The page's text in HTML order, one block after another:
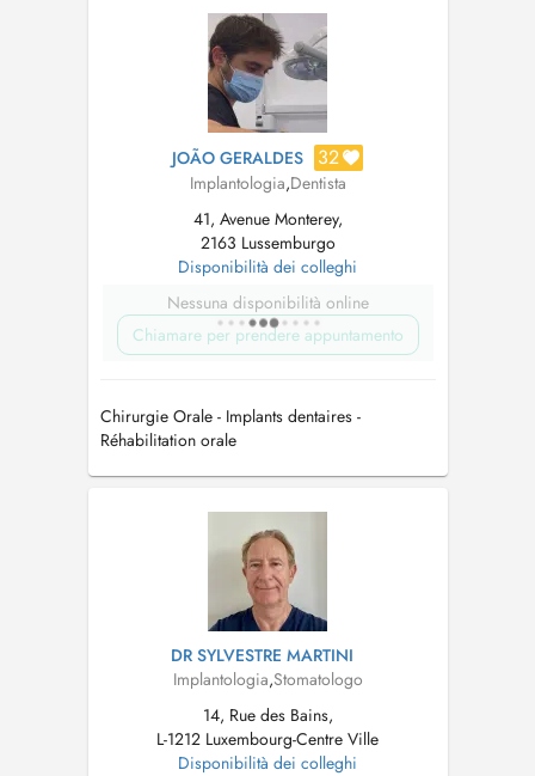
sommes impatients de vous rencont...
JOÃO GERALDES 32
Implantologia,Dentista
41, Avenue Monterey,
2163 Lussemburgo
Disponibilità dei colleghi
Nessuna disponibilità online
Chiamare per prendere appuntamento
Chirurgie Orale - Implants dentaires -
Réhabilitation orale
DR SYLVESTRE MARTINI
Implantologia,Stomatologo
14, Rue des Bains,
L-1212 Luxembourg-Centre Ville
Disponibilità dei colleghi